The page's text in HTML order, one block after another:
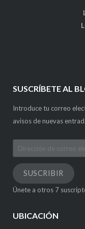
SUSCRÍBETE AL
Introduce tu correo
avisos de nuevas
Dirección
de
correo
electrónico
SUSCRIBIR
Únete a otros 7
UBICACIÓN